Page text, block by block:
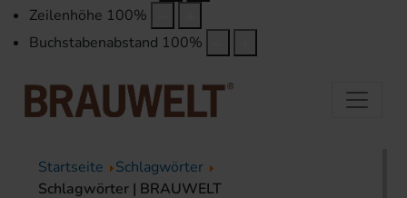
Zeilenhöhe 100%
Buchstabenabstand 100%
Startseite
Schlagwörter
Schlagwörter | BRAUWELT